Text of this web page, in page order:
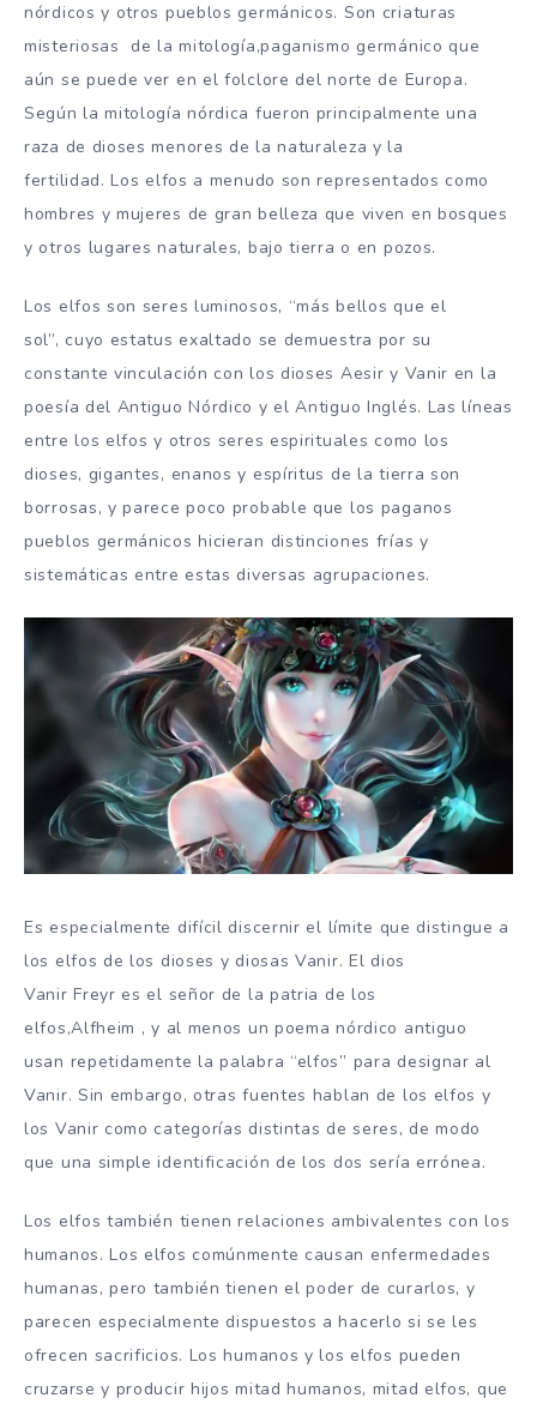
nórdicos y otros pueblos germánicos. Son criaturas
misteriosas de la mitología,paganismo germánico que
aún se puede ver en el folclore del norte de Europa.
Según la mitología nórdica fueron principalmente una
raza de dioses menores de la naturaleza y la
fertilidad. Los elfos a menudo son representados como
hombres y mujeres de gran belleza que viven en bosques
y otros lugares naturales, bajo tierra o en pozos.
Los elfos son seres luminosos, “más bellos que el
sol”, cuyo estatus exaltado se demuestra por su
constante vinculación con los dioses Aesir y Vanir en la
poesía del Antiguo Nórdico y el Antiguo Inglés. Las líneas
entre los elfos y otros seres espirituales como los
dioses, gigantes, enanos y espíritus de la tierra son
borrosas, y parece poco probable que los paganos
pueblos germánicos hicieran distinciones frías y
sistemáticas entre estas diversas agrupaciones.
Es especialmente difícil discernir el límite que distingue a
los elfos de los dioses y diosas Vanir. El dios
Vanir Freyr es el señor de la patria de los
elfos,Alfheim , y al menos un poema nórdico antiguo
usan repetidamente la palabra “elfos” para designar al
Vanir. Sin embargo, otras fuentes hablan de los elfos y
los Vanir como categorías distintas de seres, de modo
que una simple identificación de los dos sería errónea.
Los elfos también tienen relaciones ambivalentes con los
humanos. Los elfos comúnmente causan enfermedades
humanas, pero también tienen el poder de curarlos, y
parecen especialmente dispuestos a hacerlo si se les
ofrecen sacrificios. Los humanos y los elfos pueden
cruzarse y producir hijos mitad humanos, mitad elfos, que